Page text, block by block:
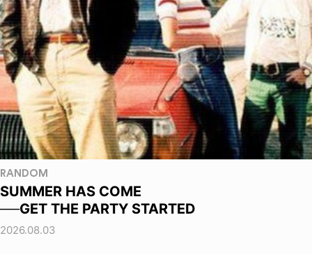
RANDOM
SUMMER HAS COME
──GET THE PARTY STARTED
2026.08.03